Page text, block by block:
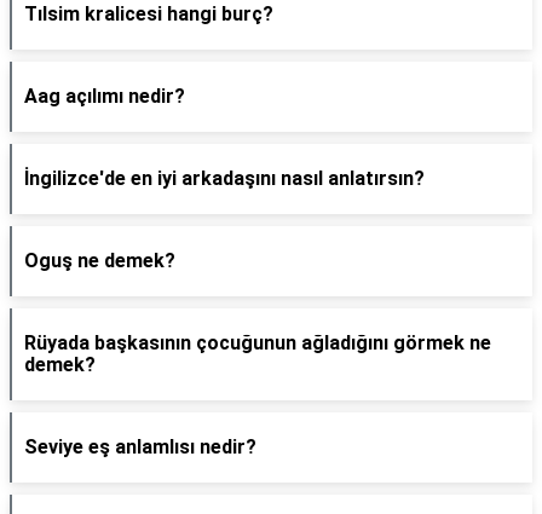
Tılsim kralicesi hangi burç?
Aag açılımı nedir?
İngilizce'de en iyi arkadaşını nasıl anlatırsın?
Oguş ne demek?
Rüyada başkasının çocuğunun ağladığını görmek ne
demek?
Seviye eş anlamlısı nedir?